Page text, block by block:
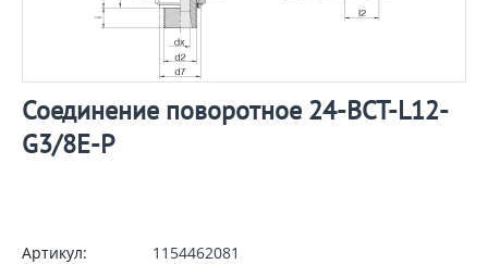
Соединение поворотное 24-BCT-L12-
G3/8E-P
Артикул: 1154462081